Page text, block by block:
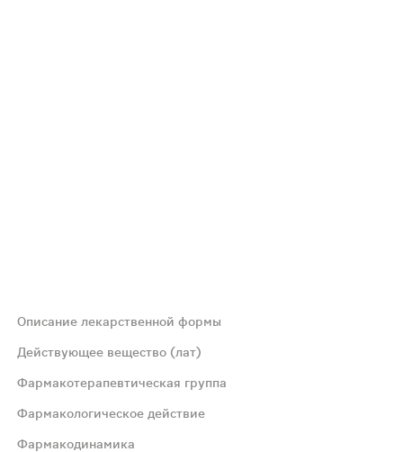
Описание лекарственной формы
Действующее вещество (лат)
Фармакотерапевтическая группа
Фармакологическое действие
Фармакодинамика